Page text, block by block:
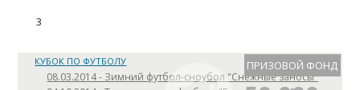
3
КУБОК ПО ФУТБОЛУ
08.03.2014 - Зимний футбол-сноубол "Снежные заносы"
ПРИЗОВОЙ ФОНД